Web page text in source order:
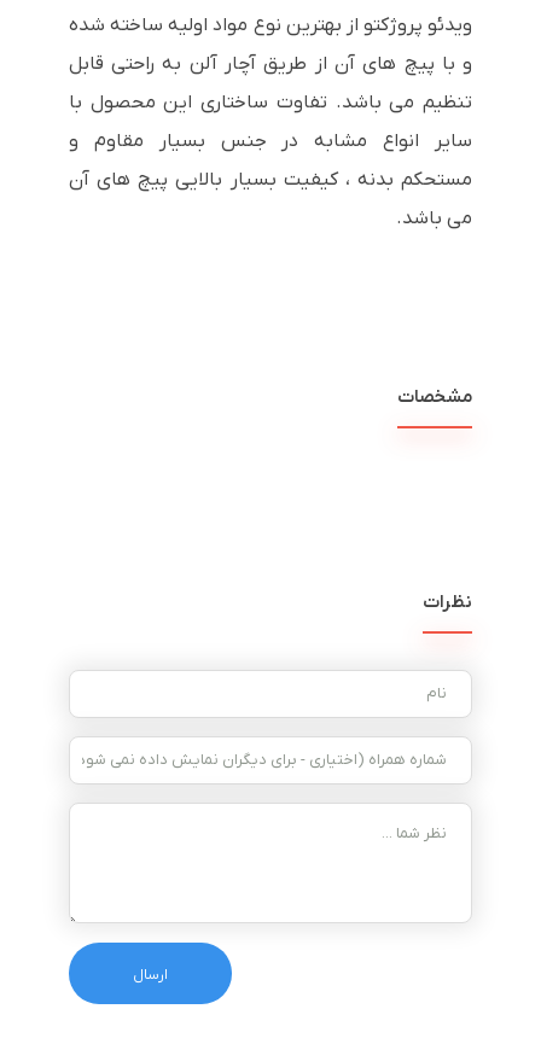
ویدئو پروژکتو از بهترین نوع مواد اولیه ساخته شده
و با پیچ های آن از طریق آچار آلن به راحتی قابل
تنظیم می باشد. تفاوت ساختاری این محصول با
سایر انواع مشابه در جنس بسیار مقاوم و
مستحکم بدنه ، کیفیت بسیار بالایی پیچ های آن
می باشد.
مشخصات
نظرات